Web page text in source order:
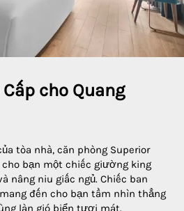
cho Quang
tòa nhà, căn phòng Superior
cho bạn một chiếc giường king
nâng niu giấc ngủ. Chiếc ban
đến cho bạn tầm nhìn thẳng
làn gió biển tươi mát.